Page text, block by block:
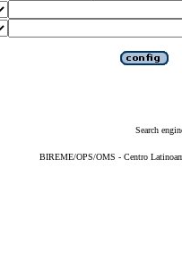
Search
BIREME/OPS/OMS - Centro